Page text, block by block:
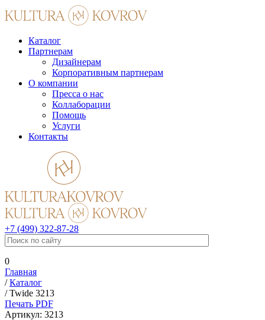
Каталог
Партнерам
Дизайнерам
Корпоративным партнерам
О компании
Пресса о нас
Коллаборации
Помощь
Услуги
Контакты
+7 (499) 322-87-28
0
Главная
/Каталог
/Twide 3213
Печать PDF
Артикул: 3213